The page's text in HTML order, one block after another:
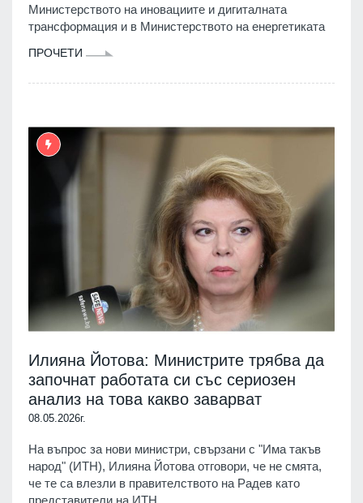
Министерството на иновациите и дигиталната
трансформация и в Министерството на енергетиката
ПРОЧЕТИ
Илияна Йотова: Министрите трябва да
започнат работата си със сериозен
анализ на това кaкво заварват
08.05.2026г.
На въпрос за нови министри, свързани с "Има такъв
народ" (ИТН), Илияна Йотова отговори, че не смята,
че те са влезли в правителството на Радев като
представители на ИТН